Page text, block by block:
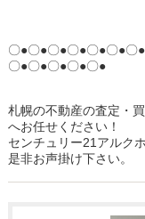
〇●〇●〇●〇●〇●〇●〇
〇●〇●〇●〇●〇●
札幌の不動産の査定・
へお任せください！
センチュリー21アルク
是非お声掛け下さい。